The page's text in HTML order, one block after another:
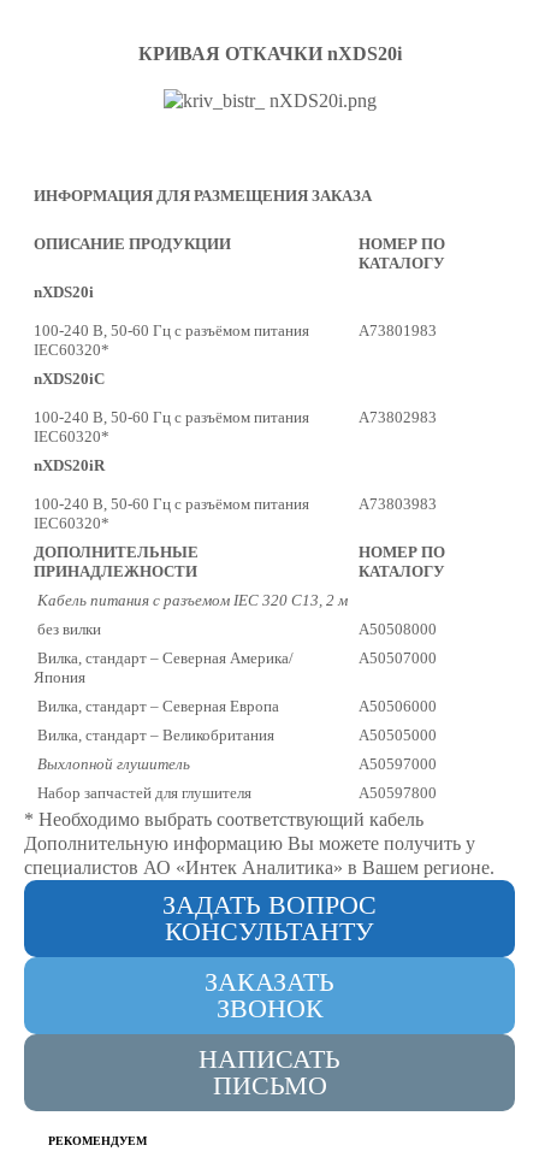
КРИВАЯ ОТКАЧКИ nXDS20i
ИНФОРМАЦИЯ ДЛЯ РАЗМЕЩЕНИЯ ЗАКАЗА
ОПИСАНИЕ ПРОДУКЦИИ
НОМЕР ПО
КАТАЛОГУ
nXDS20i
100-240 В, 50-60 Гц с разъёмом питания
IEC60320*
А73801983
nXDS20iC
100-240 В, 50-60 Гц с разъёмом питания
IEC60320*
А73802983
nXDS20iR
100-240 В, 50-60 Гц с разъёмом питания
IEC60320*
А73803983
ДОПОЛНИТЕЛЬНЫЕ
ПРИНАДЛЕЖНОСТИ
НОМЕР ПО
КАТАЛОГУ
Кабель питания с разъемом IEC 320 С13, 2 м
без вилки
A50508000
Вилка, стандарт – Северная Америка/
Япония
A50507000
Вилка, стандарт – Северная Европа
A50506000
Вилка, стандарт – Великобритания
A50505000
Выхлопной глушитель
A50597000
Набор запчастей для глушителя
A50597800
* Необходимо выбрать соответствующий кабель
Дополнительную информацию Вы можете получить у
специалистов АО «Интек Аналитика» в Вашем регионе.
ЗАДАТЬ ВОПРОС
КОНСУЛЬТАНТУ
ЗАКАЗАТЬ
ЗВОНОК
НАПИСАТЬ
ПИСЬМО
РЕКОМЕНДУЕМ